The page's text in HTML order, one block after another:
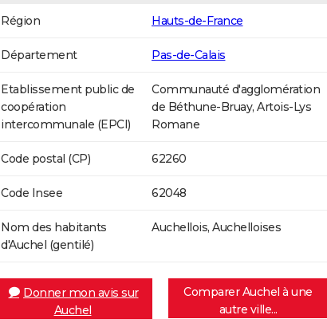
Région Hauts-de-France
Département Pas-de-Calais
Etablissement public de
coopération
intercommunale (EPCI)
Communauté d'agglomération
de Béthune-Bruay, Artois-Lys
Romane
Code postal (CP) 62260
Code Insee 62048
Nom des habitants
d'Auchel (gentilé)
Auchellois, Auchelloises
Donner mon avis sur
Auchel
Comparer Auchel à une
autre ville...